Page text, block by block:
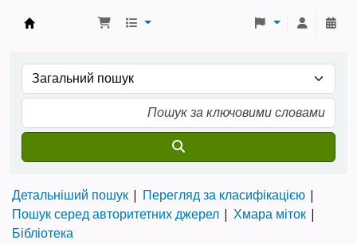
Детальніший пошук
Перегляд за класифікацією
Пошук серед авторитетних джерел
Хмара міток
Бібліотека